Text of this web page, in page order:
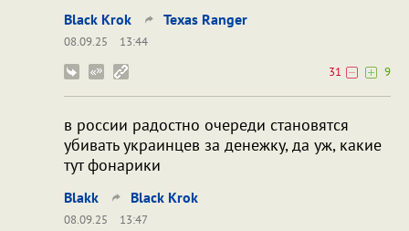
Black Krok Texas Ranger
08.09.25
13:44
31
9
в россии радостно очереди становятся
убивать украинцев за денежку, да уж, какие
тут фонарики
Blakk Black Krok
08.09.25
13:47